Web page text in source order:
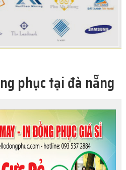
phục tại đà nẵng